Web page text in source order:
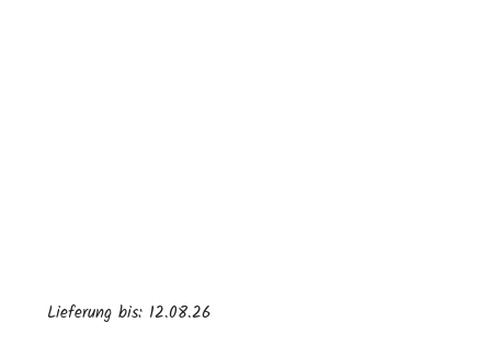
Lieferung bis: 12.08.26